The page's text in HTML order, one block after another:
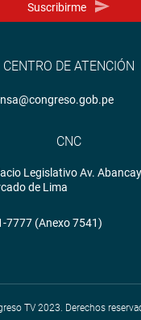
Suscribirme
CENTRO DE ATENCIÓN
CNC
Legislativo Av.
de Lima
7777 (Anexo 7541)
TV 2023. Derechos